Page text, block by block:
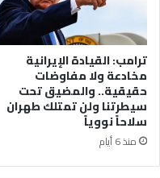
ترامب: القيادة الإيرانية
مخادعة ولا مفاوضات
حقيقية.. والمضيق تحت
سيطرتنا ولن تمتلك طهران
سلاحاً نووياً
منذ 6 أيام